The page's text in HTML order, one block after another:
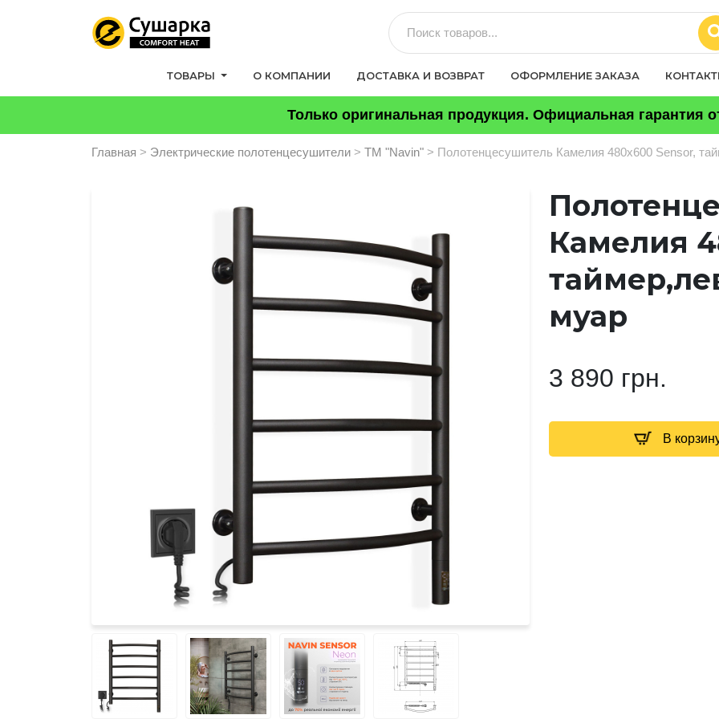
ТОВАРЫ О КОМПАНИИ ДОСТАВКА И ВОЗВРАТ ОФОРМЛЕНИЕ ЗАКАЗА
Только оригинальная продукция. Официальная гарантия
Главная > Электрические полотенцесушители > ТМ "Navin" > Полотенцесушитель Камелия 480х600 Sensor,
Камелия
муар
3 890 грн.
В